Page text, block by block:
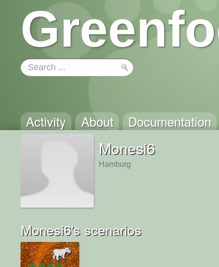
Activity About Documentation
Monesi6
Hamburg
Monesi6's scenarios